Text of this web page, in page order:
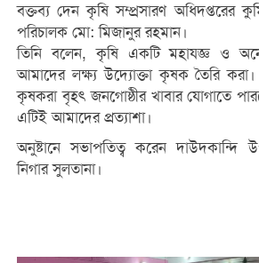
বক্তব্য দেন কৃষি সম্প্রসারণ অধিদপ্তরের
পরিচালক মো: মিজানুর রহমান।
তিনি বলেন, কৃষি একটি মহাযজ্ঞ ও
আমাদের লক্ষ্য উদ্যোক্তা কৃষক তৈরি
কৃষকরা বৃহৎ জনগোষ্ঠীর খাবার যোগাতে
এটিই আমাদের প্রত্যাশা।
অনুষ্টানে সভাপতিত্ব করেন দাউদকান্দি
নিগার সুলতানা।